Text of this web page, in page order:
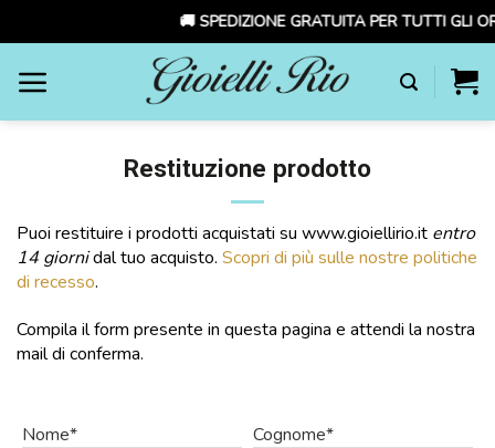
🚚 SPEDIZIONE GRATUITA PER TUTTI GLI
Restituzione prodotto
Puoi restituire i prodotti acquistati su www.gioiellirio.it entro
14 giornidal tuo acquisto. Scopri di più sulle nostre politiche
di recesso.
Compila il form presente in questa pagina e attendi la nostra
mail di conferma.
Nome* Cognome*